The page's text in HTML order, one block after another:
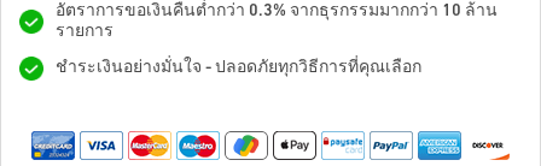
อัตราการขอเงินคืนต่ำกว่า 0.3% จากธุรกรรมมากกว่า 10 ล้าน
รายการ
ชำระเงินอย่างมั่นใจ - ปลอดภัยทุกวิธีการที่คุณเลือก